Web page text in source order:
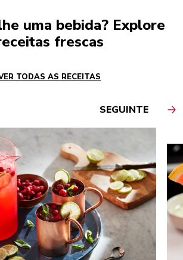
uma bebida? Explore
frescas
TODAS AS RECEITAS
SEGUINTE